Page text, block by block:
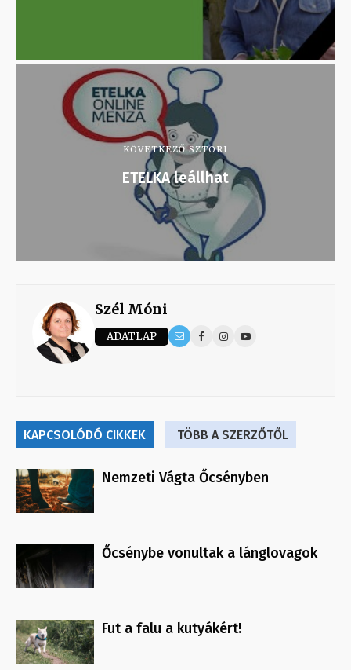
KÖVETKEZŐ SZTORI
ETELKA leállhat
Szél Móni
ADATLAP
KAPCSOLÓDÓ CIKKEK TÖBB A SZERZŐTŐL
Nemzeti Vágta Őcsényben
Őcsénybe vonultak a lánglovagok
Fut a falu a kutyákért!